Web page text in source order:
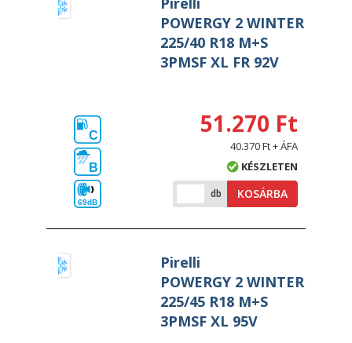
POWERGY 2 WINTER
225/40 R18 M+S
3PMSF XL FR 92V
C
B
69dB
51.270 Ft
40.370 Ft + ÁFA
KÉSZLETEN
db KOSÁRBA
Pirelli
POWERGY 2 WINTER
225/45 R18 M+S
3PMSF XL 95V